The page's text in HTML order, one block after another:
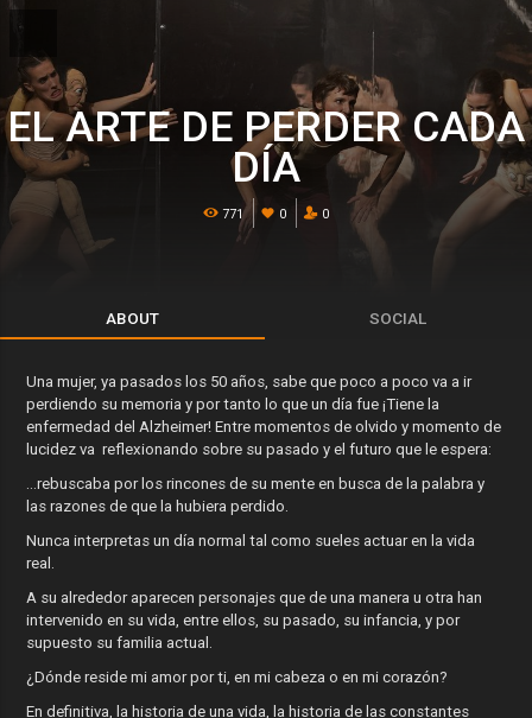
EL ARTE DE PERDER CADA
DÍA
771 0 0
ABOUT SOCIAL
Una mujer, ya pasados los 50 años, sabe que poco a poco va a ir
perdiendo su memoria y por tanto lo que un día fue ¡Tiene la
enfermedad del Alzheimer! Entre momentos de olvido y momento de
lucidez va reflexionando sobre su pasado y el futuro que le espera:
...rebuscaba por los rincones de su mente en busca de la palabra y
las razones de que la hubiera perdido.
Nunca interpretas un día normal tal como sueles actuar en la vida
real.
A su alrededor aparecen personajes que de una manera u otra han
intervenido en su vida, entre ellos, su pasado, su infancia, y por
supuesto su familia actual.
¿Dónde reside mi amor por ti, en mi cabeza o en mi corazón?
En definitiva, la historia de una vida, la historia de las constantes